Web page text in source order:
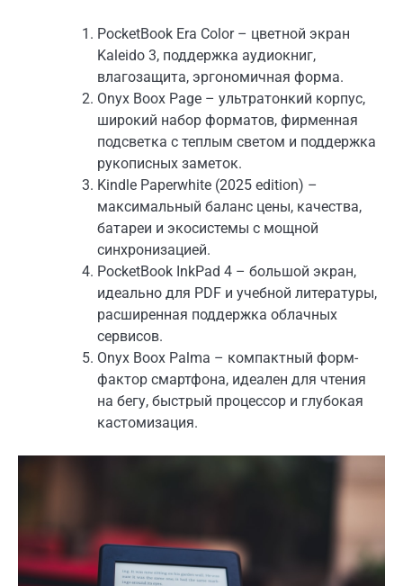
PocketBook Era Color – цветной экран
Kaleido 3, поддержка аудиокниг,
влагозащита, эргономичная форма.
Onyx Boox Page – ультратонкий корпус,
широкий набор форматов, фирменная
подсветка с теплым светом и поддержка
рукописных заметок.
Kindle Paperwhite (2025 edition) –
максимальный баланс цены, качества,
батареи и экосистемы с мощной
синхронизацией.
PocketBook InkPad 4 – большой экран,
идеально для PDF и учебной литературы,
расширенная поддержка облачных
сервисов.
Onyx Boox Palma – компактный форм-
фактор смартфона, идеален для чтения
на бегу, быстрый процессор и глубокая
кастомизация.